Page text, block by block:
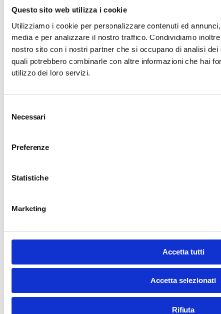
Questo sito web utilizza i cookie
Utilizziamo i cookie per personalizzare contenuti ed
media e per analizzare il nostro traffico. Condividiamo
nostro sito con i nostri partner che si occupano di analisi
quali potrebbero combinarle con altre informazioni che hai
utilizzo dei loro servizi.
delNecessari
Preferenze
Statistiche
Marketing
Accetta tutti
Accetta selezionati
Rifiuta